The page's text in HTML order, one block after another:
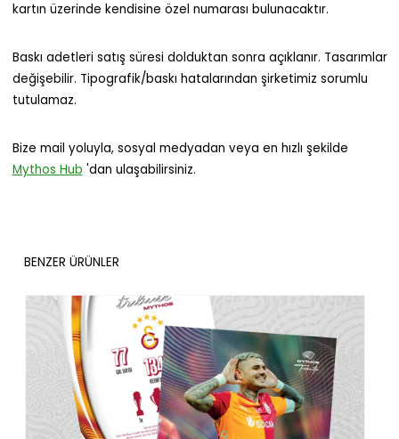
kartın üzerinde kendisine özel numarası bulunacaktır.
Baskı adetleri satış süresi dolduktan sonra açıklanır. Tasarımlar
değişebilir. Tipografik/baskı hatalarından şirketimiz sorumlu
tutulamaz.
Bize mail yoluyla, sosyal medyadan veya en hızlı şekilde
Mythos Hub 'dan ulaşabilirsiniz.
BENZER ÜRÜNLER